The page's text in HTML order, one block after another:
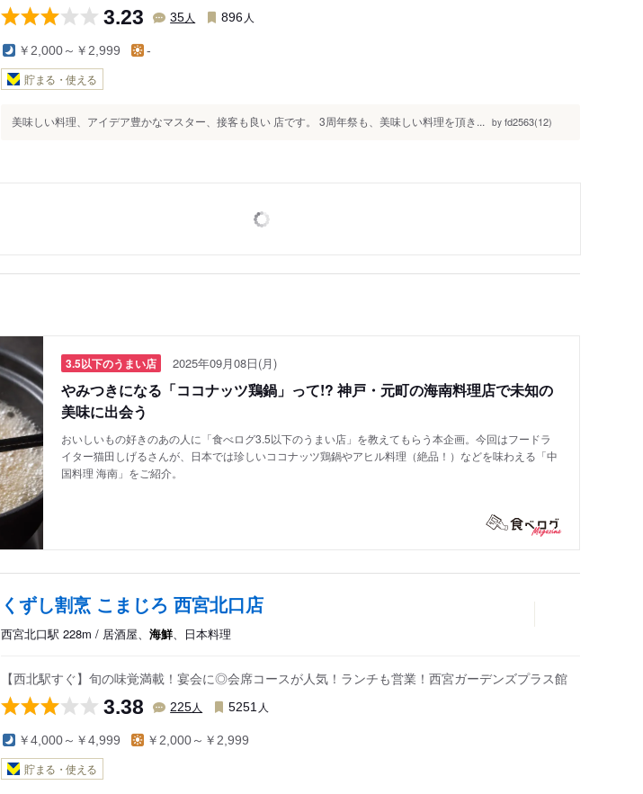
3.23 35人 896 人
￥2,000～￥2,999 -
貯まる・使える
美味しい料理、アイデア豊かなマスター、接客も良い 店です。 3周年祭も、美味しい料理を頂き... by fd2563(12)
3.5以下のうまい店 2025年09月08日(月)
やみつきになる「ココナッツ鶏鍋」って!? 神戸・元町の海南料理店で未知の
美味に出会う
おいしいもの好きのあの人に「食べログ3.5以下のうまい店」を教えてもらう本企画。今回はフードラ
イター猫田しげるさんが、日本では珍しいココナッツ鶏鍋やアヒル料理（絶品！）などを味わえる「中
国料理 海南」をご紹介。
くずし割烹 こまじろ 西宮北口店
西宮北口駅 228m / 居酒屋、 海鮮、日本料理
【西北駅すぐ】旬の味覚満載！宴会に◎会席コースが人気！ランチも営業！西宮ガーデンズプラス館
3.38 225人 5251 人
￥4,000～￥4,999 ￥2,000～￥2,999
貯まる・使える